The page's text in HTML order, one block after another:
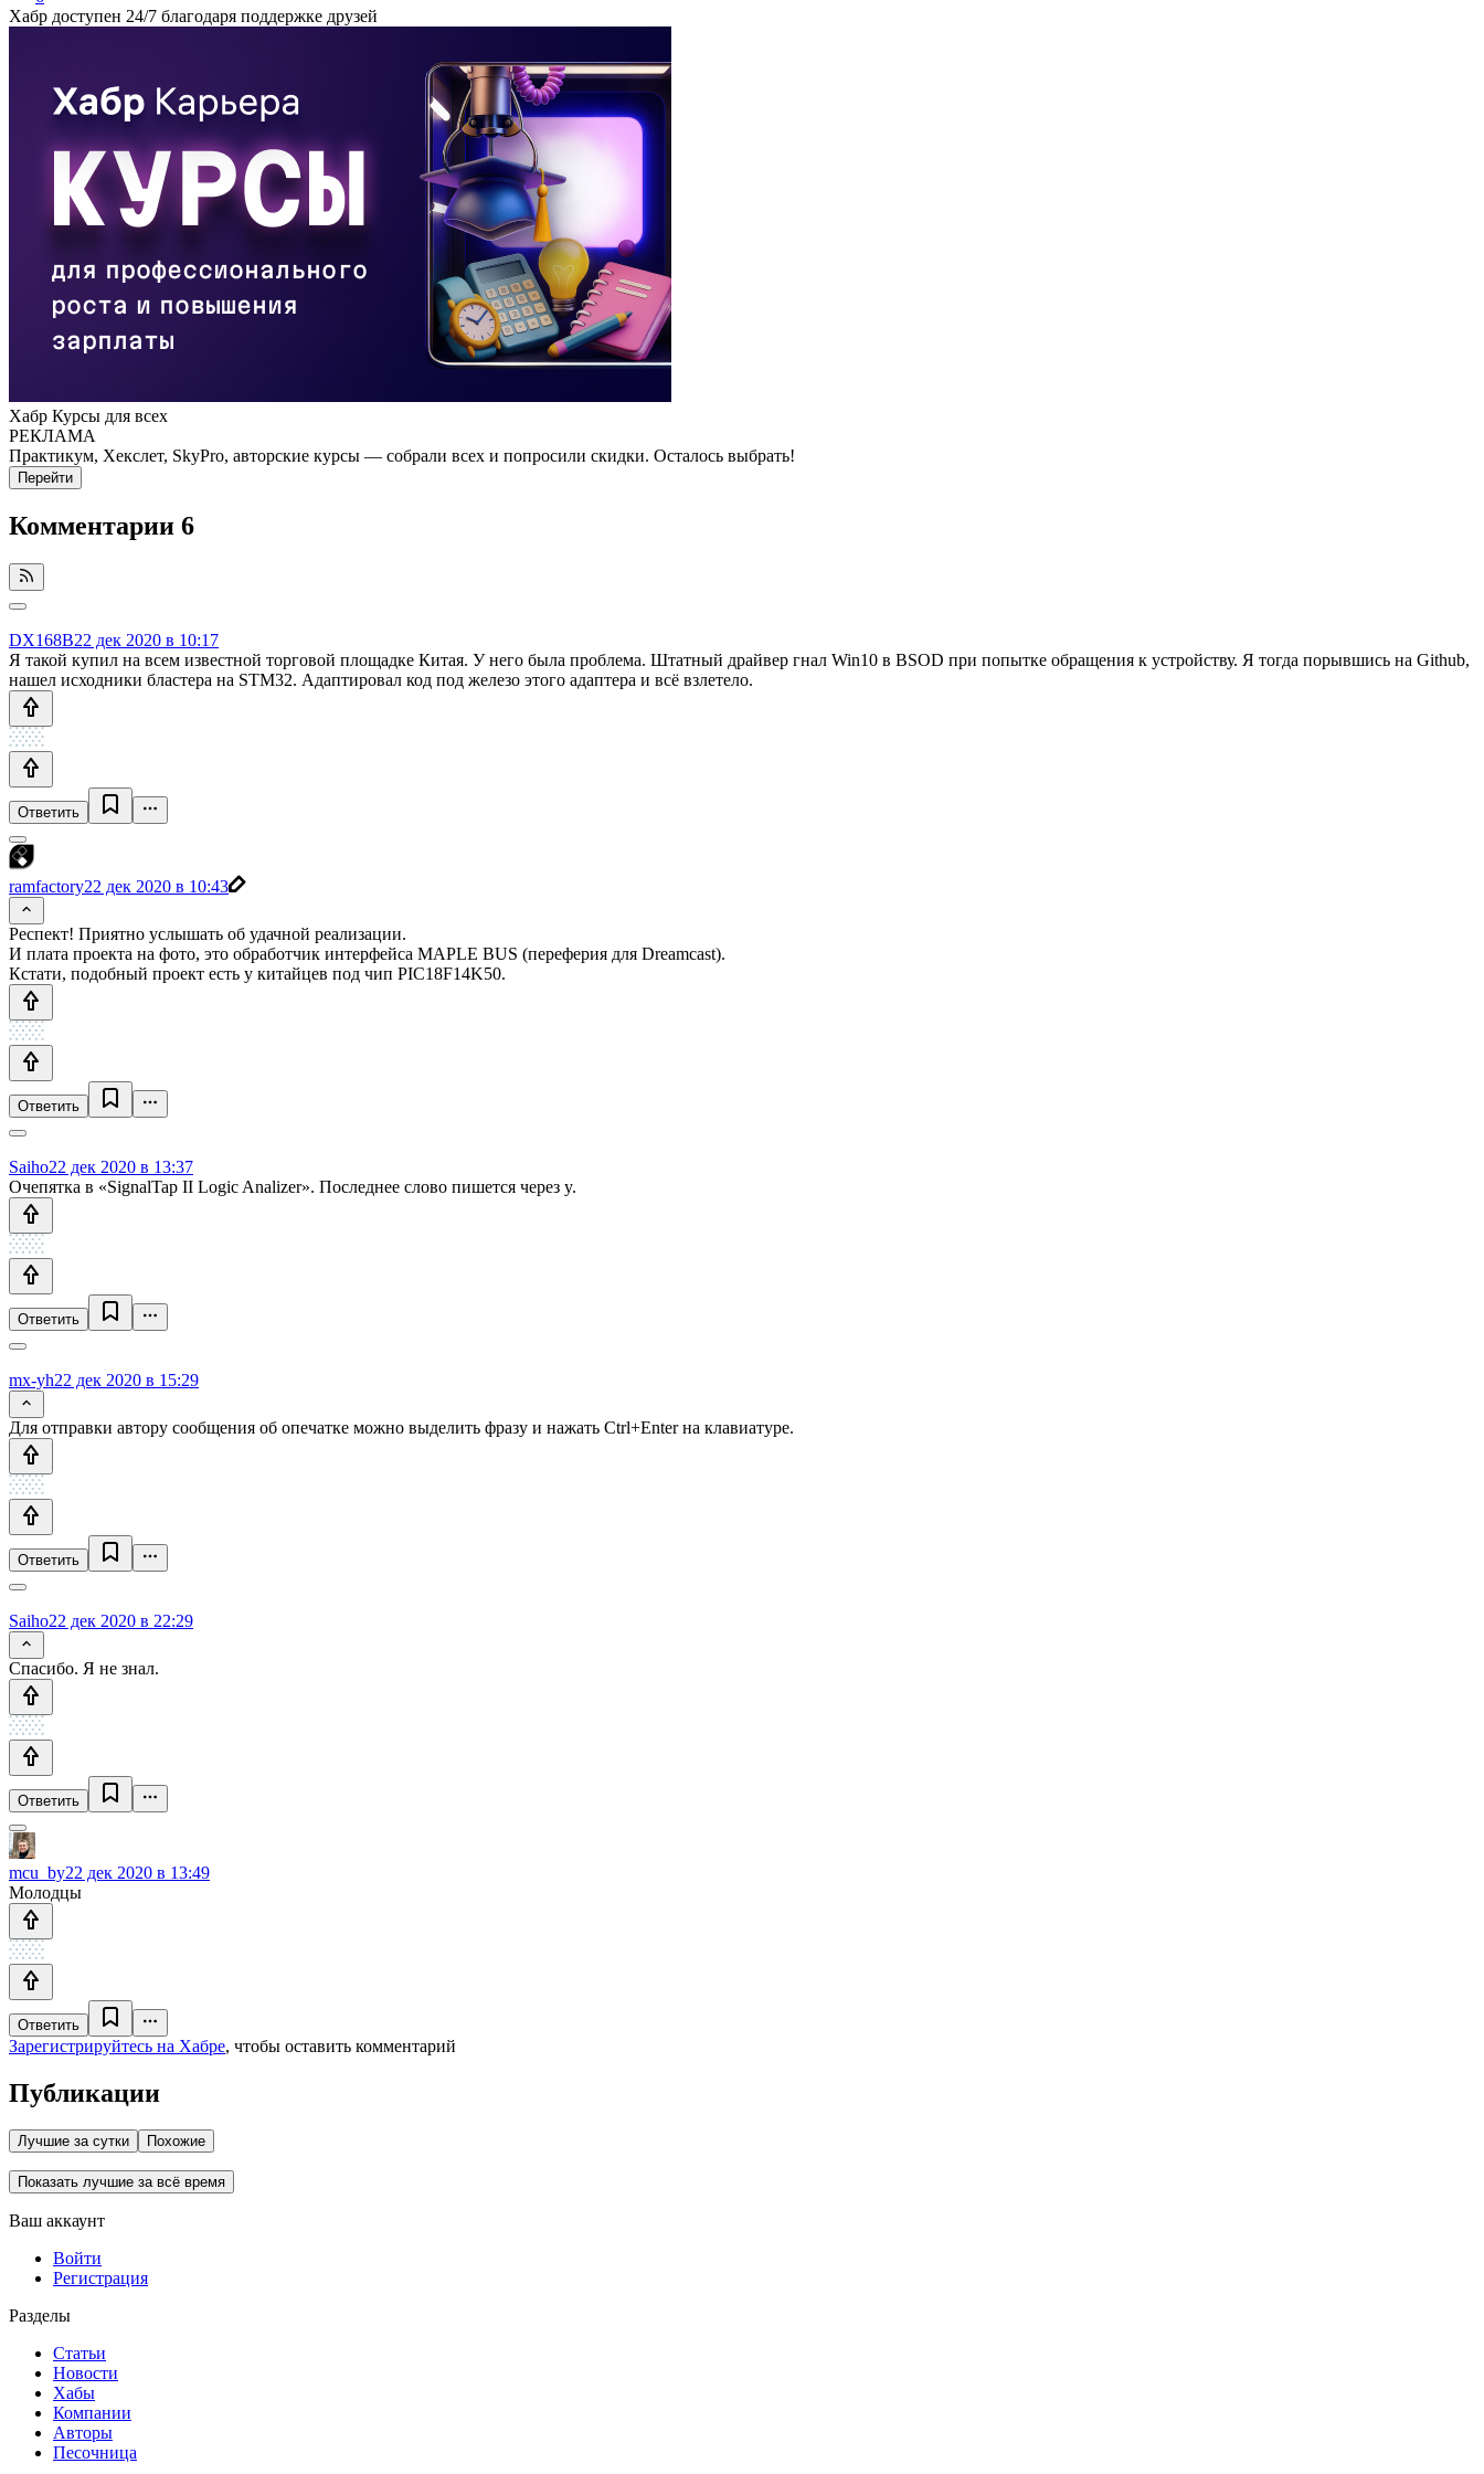
Хабр доступен 24/7 благодаря поддержке друзей
Хабр Курсы для всех
РЕКЛАМА
Практикум, Хекслет, SkyPro, авторские курсы — собрали всех и попросили скидки. Осталось выбрать!
Перейти
Комментарии 6
DX168B22 дек 2020 в 10:17
Я такой купил на всем известной торговой площадке Китая. У него была проблема. Штатный драйвер гнал Win10 в BSOD при попытке обращения к устройству. Я тогда порывшись на Github,
нашел исходники бластера на STM32. Адаптировал код под железо этого адаптера и всё взлетело.
Ответить
ramfactory22 дек 2020 в 10:43
Респект! Приятно услышать об удачной реализации.
И плата проекта на фото, это обработчик интерфейса MAPLE BUS (переферия для Dreamcast).
Кстати, подобный проект есть у китайцев под чип PIC18F14K50.
Ответить
Saiho22 дек 2020 в 13:37
Очепятка в «SignalTap II Logic Analizer». Последнее слово пишется через y.
Ответить
mx-yh22 дек 2020 в 15:29
Для отправки автору сообщения об опечатке можно выделить фразу и нажать Ctrl+Enter на клавиатуре.
Ответить
Saiho22 дек 2020 в 22:29
Спасибо. Я не знал.
Ответить
mcu_by22 дек 2020 в 13:49
Молодцы
Ответить
Зарегистрируйтесь на Хабре, чтобы оставить комментарий
Публикации
Лучшие за сутки Похожие
Показать лучшие за всё время
Ваш аккаунт
Войти
Регистрация
Разделы
Статьи
Новости
Хабы
Компании
Авторы
Песочница